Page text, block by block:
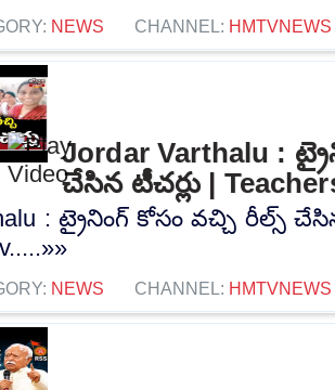
NEWS CHANNEL: HMTVNEWS
Jordar Varthalu :
చేసిన టీచర్లు |
: ట్రైనింగ్ కోసం వచ్చి రీల్స్
NEWS CHANNEL: HMTVNEWS